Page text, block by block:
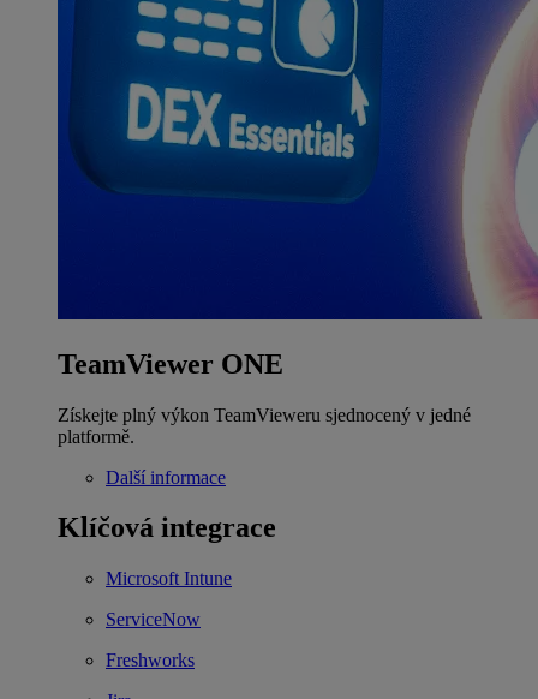
TeamViewer ONE
Získejte plný výkon TeamVieweru sjednocený v jedné
platformě.
Další informace
Klíčová integrace
Microsoft Intune
ServiceNow
Freshworks